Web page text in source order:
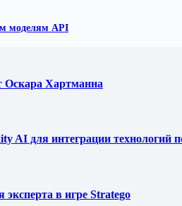
моделям API
Оскара Хартманна
AI для интеграции технологий
эксперта в игре Stratego